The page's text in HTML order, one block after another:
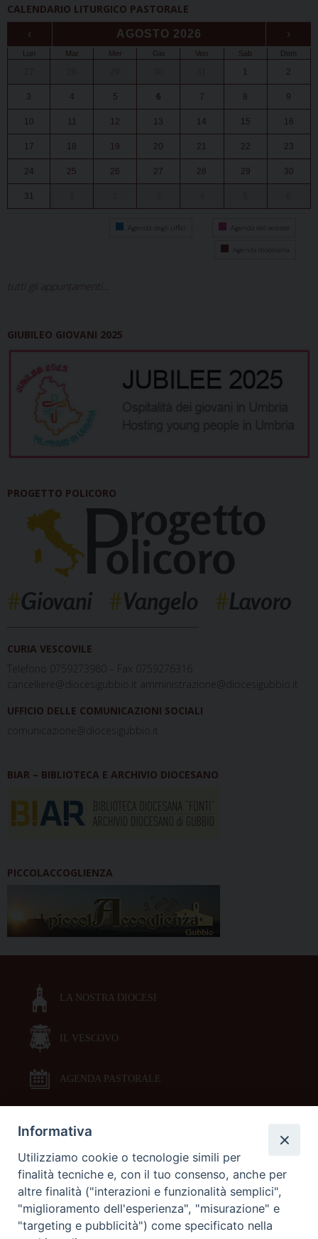
CALENDARIO LITURGICO PASTORALE
‹ AGOSTO 2026 ›
Lun Mar Mer Gio Ven Sab Dom
1 2
3 4 5 6 7 8 9
10 11 12 13 14 15 16
17 18 19 20 21 22 23
24 25 26 27 28 29 30
31
Agenda degli uffici Agenda del vescovo
Agenda diocesana
tutti gli appuntamenti...
GIUBILEO GIOVANI 2025
PROGETTO POLICORO
CURIA VESCOVILE
Telefono 0759273980 – Fax 0759276316
cancelliere@diocesigubbio.it amministrazione@diocesigubbio.it
UFFICIO DELLE COMUNICAZIONI SOCIALI
comunicazione@diocesigubbio.it
BIAR – BIBLIOTECA E ARCHIVIO DIOCESANO
PICCOLACCOGLIENZA
LA NOSTRA DIOCESI
IL VESCOVO
AGENDA PASTORALE
DOCUMENTI PASTORALI
ORARI MESSE
LITURGIA DELLE ORE
Informativa
Utilizziamo cookie o tecnologie simili per
finalità tecniche e, con il tuo consenso, anche per
altre finalità ("interazioni e funzionalità semplici",
"miglioramento dell'esperienza", "misurazione" e
"targeting e pubblicità") come specificato nella